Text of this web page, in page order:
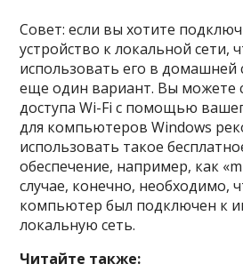
Совет: если вы хотите
устройство к локальной сети,
использовать его в домашней
еще один вариант. Вы можете
доступа Wi-Fi с помощью
для компьютеров Windows
использовать такое
обеспечение, например, как
случае, конечно, необходимо,
компьютер был подключен к
локальную сеть.
Читайте также: